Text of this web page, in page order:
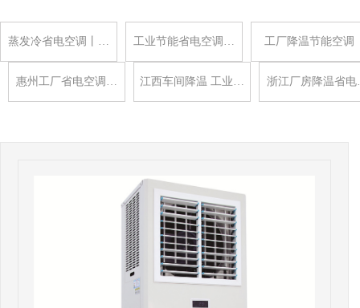
蒸发冷省电空调丨… 工业节能省电空调… 工厂降温节能空调
惠州工厂省电空调… 江西车间降温 工业… 浙江厂房降温省